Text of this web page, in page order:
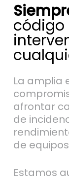
código
La amplia
afrontar
de
de
Estamos